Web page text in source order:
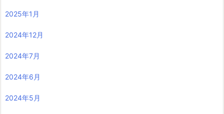
2025年1月
2024年12月
2024年7月
2024年6月
2024年5月